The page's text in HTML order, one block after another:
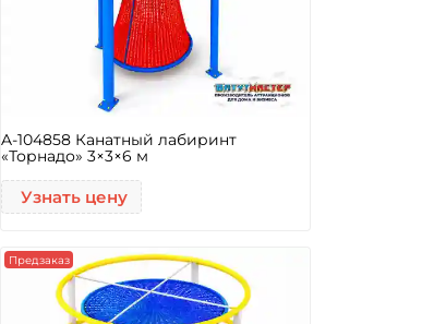
A-104858 Канатный лабиринт
«Торнадо» 3×3×6 м
Узнать цену
Предзаказ